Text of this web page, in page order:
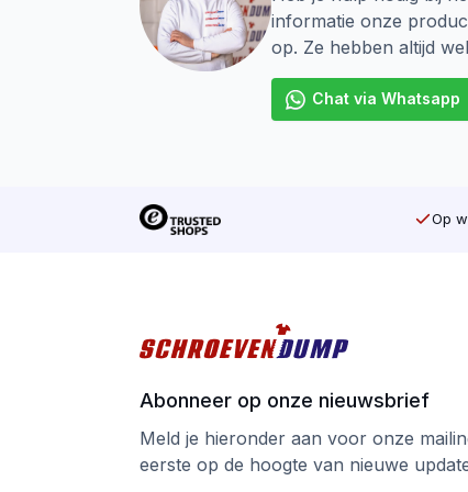
schroeven. Bij Voldraad schroeven
twee stukken aan elkaar wilt verbinden.
De aandrijving van een Schroef is
toe de meest voorkomende Schroef
Tot slot is bij Schroevendump Next
nu geen kijkvenster meer zodat er bij
informatie onze
op. Ze hebben altijd
Chat via Whatsapp
Op
Abonneer op onze nieuwsbrief
Meld je hieronder aan voor onze
eerste op de hoogte van nieuwe